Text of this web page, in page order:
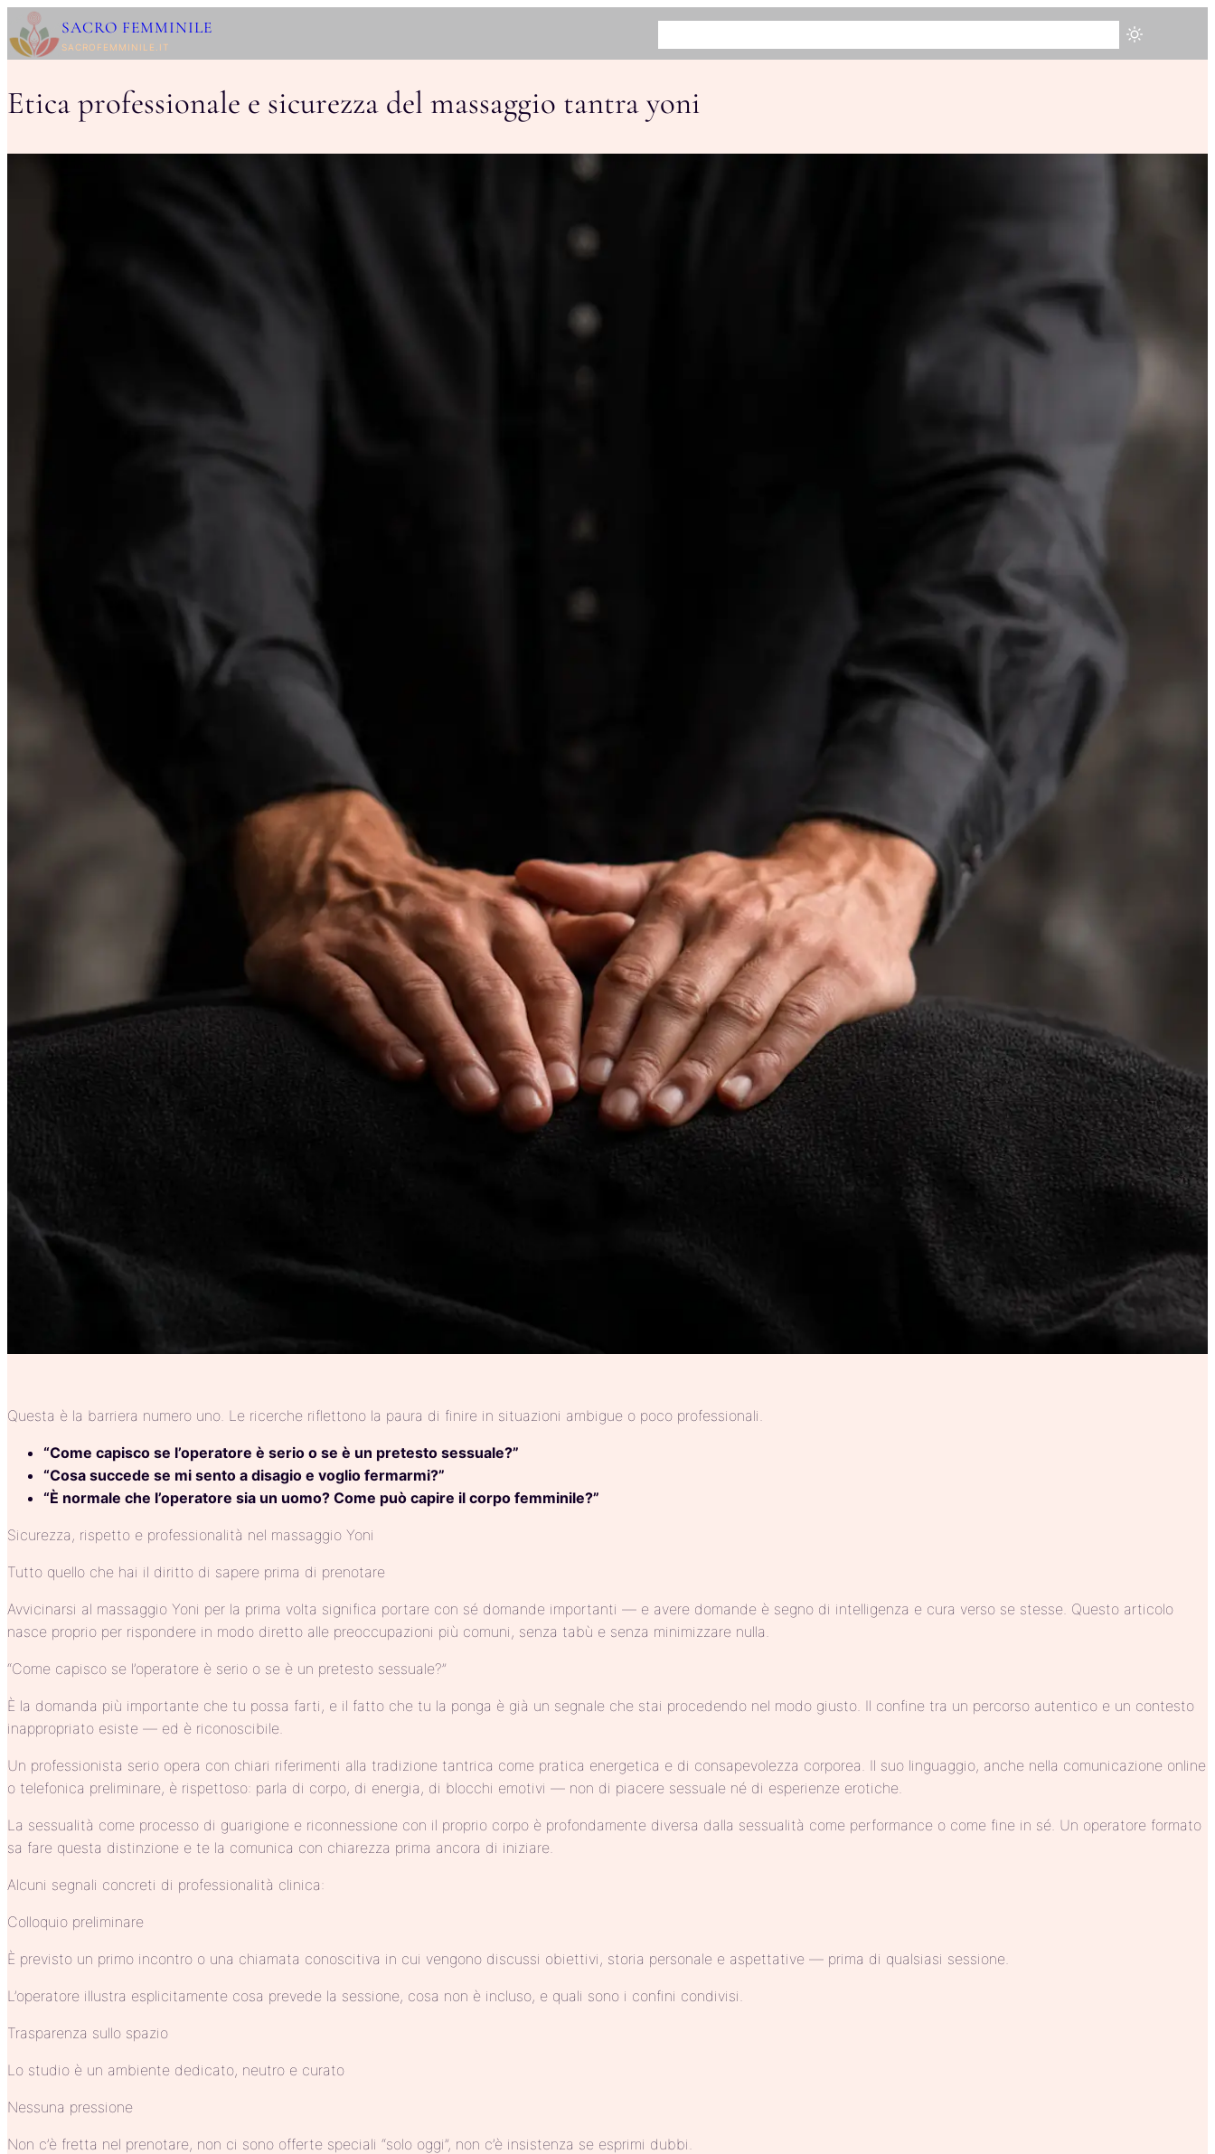
al
SACRO FEMMINILE
SACROFEMMINILE.IT
Etica professionale e sicurezza del massaggio tantra yoni
Questa è la barriera numero uno. Le ricerche riflettono la paura di finire in situazioni ambigue o poco professionali.
“Come capisco se l’operatore è serio o se è un pretesto sessuale?”
“Cosa succede se mi sento a disagio e voglio fermarmi?”
“È normale che l’operatore sia un uomo? Come può capire il corpo femminile?”
Sicurezza, rispetto e professionalità nel massaggio Yoni
Tutto quello che hai il diritto di sapere prima di prenotare
Avvicinarsi al massaggio Yoni per la prima volta significa portare con sé domande importanti — e avere domande è segno di intelligenza e cura verso se stesse. Questo articolo
nasce proprio per rispondere in modo diretto alle preoccupazioni più comuni, senza tabù e senza minimizzare nulla.
“Come capisco se l’operatore è serio o se è un pretesto sessuale?”
È la domanda più importante che tu possa farti, e il fatto che tu la ponga è già un segnale che stai procedendo nel modo giusto. Il confine tra un percorso autentico e un contesto
inappropriato esiste — ed è riconoscibile.
Un professionista serio opera con chiari riferimenti alla tradizione tantrica come pratica energetica e di consapevolezza corporea. Il suo linguaggio, anche nella comunicazione online
o telefonica preliminare, è rispettoso: parla di corpo, di energia, di blocchi emotivi — non di piacere sessuale né di esperienze erotiche.
La sessualità come processo di guarigione e riconnessione con il proprio corpo è profondamente diversa dalla sessualità come performance o come fine in sé. Un operatore formato
sa fare questa distinzione e te la comunica con chiarezza prima ancora di iniziare.
Alcuni segnali concreti di professionalità clinica:
Colloquio preliminare
È previsto un primo incontro o una chiamata conoscitiva in cui vengono discussi obiettivi, storia personale e aspettative — prima di qualsiasi sessione.
L’operatore illustra esplicitamente cosa prevede la sessione, cosa non è incluso, e quali sono i confini condivisi.
Trasparenza sullo spazio
Lo studio è un ambiente dedicato, neutro e curato
Nessuna pressione
Non c’è fretta nel prenotare, non ci sono offerte speciali “solo oggi”, non c’è insistenza se esprimi dubbi.